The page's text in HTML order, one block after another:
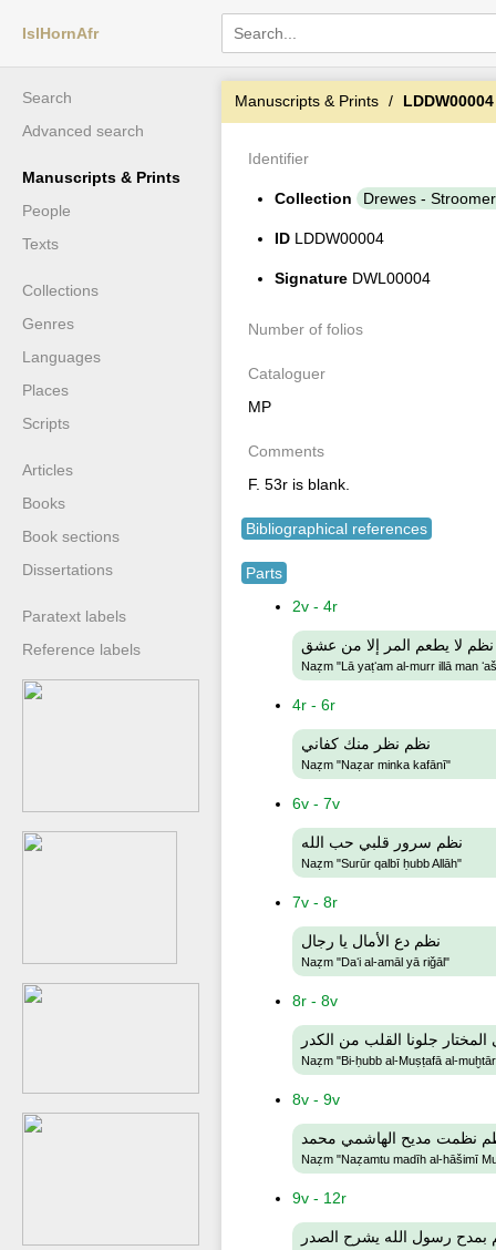
IslHornAfr
Search
Advanced search
Manuscripts & Prints
People
Texts
Collections
Genres
Languages
Places
Scripts
Articles
Books
Book sections
Dissertations
Paratext labels
Reference labels
Manuscripts & Prints LDDW00004
Identifier
Collection Drewes - Stroomer
ID LDDW00004
Signature DWL00004
Number of folios
Cataloguer
MP
Comments
F. 53r is blank.
Bibliographical references
Parts
2v - 4r
نظم لا يطعم المر إلا من عشق
Naẓm "Lā yaṭʻam al-murr illā man
4r - 6r
نظم نظر منك كفاني
Naẓm "Naẓar minka kafānī"
6v - 7v
نظم سرور قلبي حب الله
Naẓm "Surūr qalbī ḥubb Allāh"
7v - 8r
نظم دع الأمال يا رجال
Naẓm "Daʻi al-amāl yā riǧāl"
8r - 8v
جلونا القلب من الكدر
Naẓm "Bi-ḥubb al-Muṣṭafā al-
8v - 9v
نظمت مديح الهاشمي محمد
Naẓm "Naẓamtu madīh al-hāšimī
9v - 12r
بمدح رسول الله يشرح الصدر